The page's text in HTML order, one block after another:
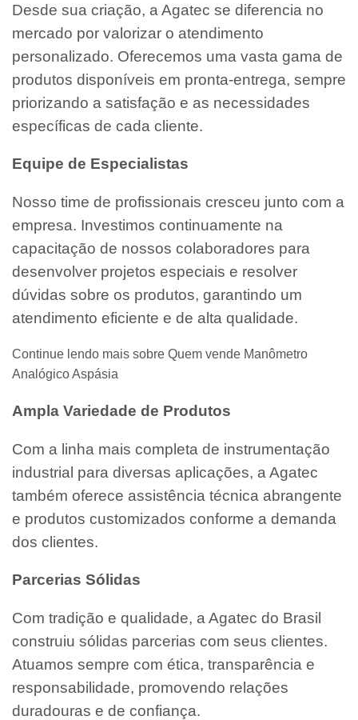
Desde sua criação, a Agatec se diferencia no
mercado por valorizar o atendimento
personalizado. Oferecemos uma vasta gama de
produtos disponíveis em pronta-entrega, sempre
priorizando a satisfação e as necessidades
específicas de cada cliente.
Equipe de Especialistas
Nosso time de profissionais cresceu junto com a
empresa. Investimos continuamente na
capacitação de nossos colaboradores para
desenvolver projetos especiais e resolver
dúvidas sobre os produtos, garantindo um
atendimento eficiente e de alta qualidade.
Continue lendo mais sobre Quem vende Manômetro
Analógico Aspásia
Ampla Variedade de Produtos
Com a linha mais completa de instrumentação
industrial para diversas aplicações, a Agatec
também oferece assistência técnica abrangente
e produtos customizados conforme a demanda
dos clientes.
Parcerias Sólidas
Com tradição e qualidade, a Agatec do Brasil
construiu sólidas parcerias com seus clientes.
Atuamos sempre com ética, transparência e
responsabilidade, promovendo relações
duradouras e de confiança.